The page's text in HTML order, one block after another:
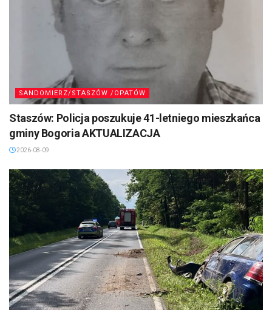
SANDOMIERZ/STASZÓW /OPATÓW
Staszów: Policja poszukuje 41-letniego mieszkańca
gminy Bogoria AKTUALIZACJA
2026-08-09